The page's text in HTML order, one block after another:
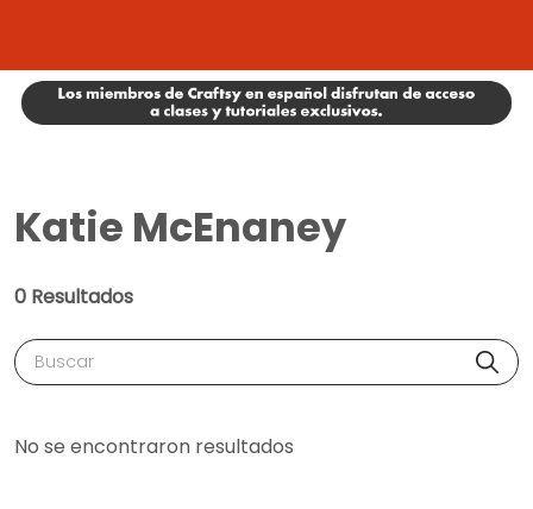
Katie McEnaney
0 Resultados
Buscar
No se encontraron resultados